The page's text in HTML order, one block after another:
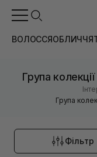
ВОЛОССЯОБЛИЧЧЯ
Група
Група
Фільтр